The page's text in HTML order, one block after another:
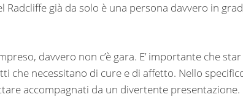
già da solo è una persona davvero in
davvero non c’è gara. E’ importante che star
che necessitano di cure e di affetto. Nello
accompagnati da un divertente presentazione.